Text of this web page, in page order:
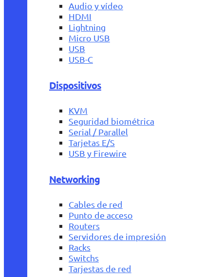
Audio y vídeo
HDMI
Lightning
Micro USB
USB
USB-C
Dispositivos
KVM
Seguridad biométrica
Serial / Parallel
Tarjetas E/S
USB y Firewire
Networking
Cables de red
Punto de acceso
Routers
Servidores de impresión
Racks
Switchs
Tarjestas de red